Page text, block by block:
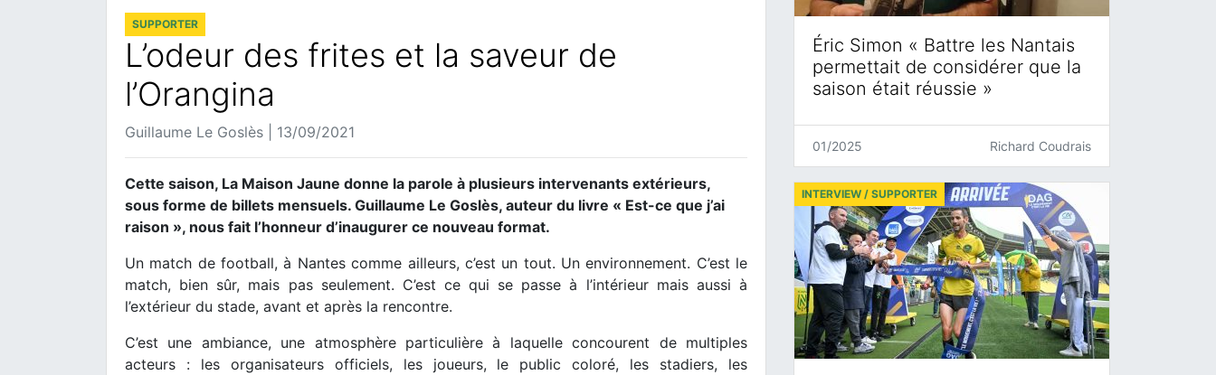
SUPPORTER
L’odeur des frites et la saveur de
l’Orangina
Guillaume Le Goslès | 13/09/2021
Cette saison, La Maison Jaune donne la parole à plusieurs intervenants extérieurs,
sous forme de billets mensuels. Guillaume Le Goslès, auteur du livre « Est-ce que j’ai
raison », nous fait l’honneur d’inaugurer ce nouveau format.
Un match de football, à Nantes comme ailleurs, c’est un tout. Un environnement. C’est le
match, bien sûr, mais pas seulement. C’est ce qui se passe à l’intérieur mais aussi à
l’extérieur du stade, avant et après la rencontre.
C’est une ambiance, une atmosphère particulière à laquelle concourent de multiples
acteurs : les organisateurs officiels, les joueurs, le public coloré, les stadiers, les
Éric Simon « Battre les Nantais
permettait de considérer que la
saison était réussie »
01/2025 Richard Coudrais
INTERVIEW / SUPPORTER